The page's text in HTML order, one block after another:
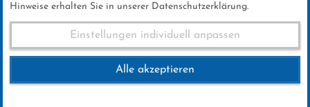
Weltcup Sa. 03.02.2023 (Männer)
Hinweise erhalten Sie in unserer Datenschutzerklärung.
Einstellungen individuell anpassen
Alle akzeptieren